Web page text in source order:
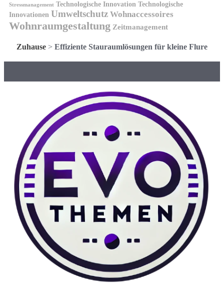
Stressmanagement Technologische Innovation Technologische
Innovationen Umweltschutz Wohnaccessoires
Wohnraumgestaltung Zeitmanagement
Zuhause > Effiziente Stauraumlösungen für kleine Flure